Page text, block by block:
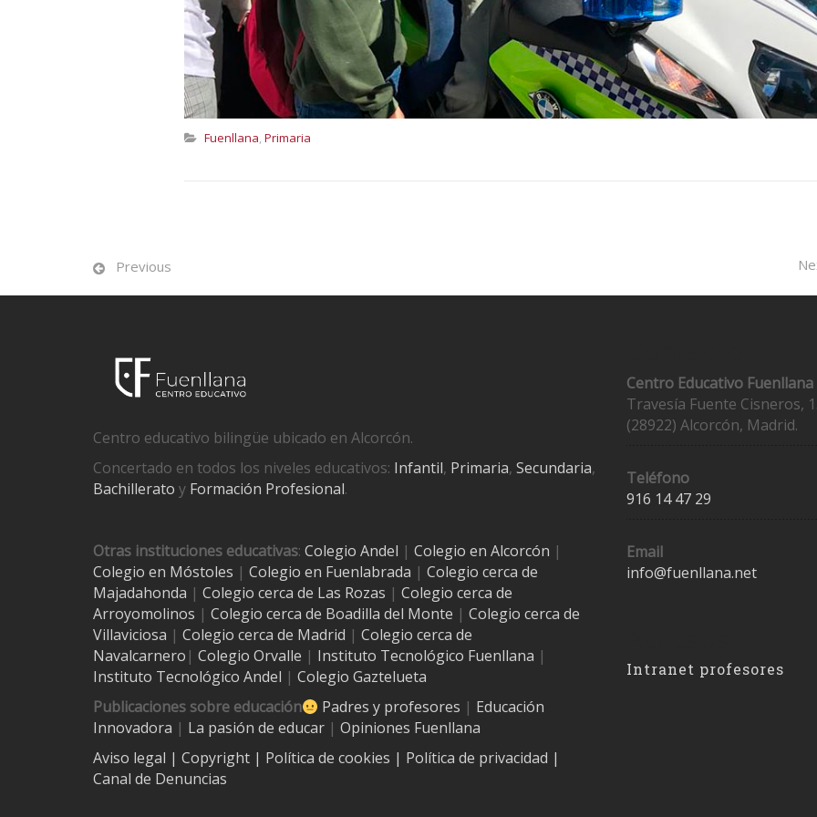
Fuenllana, Primaria
Previous
Centro educativo bilingüe ubicado en Alcorcón.
Concertado en todos los niveles educativos: Infantil, Primaria, Secundaria,
Bachillerato y Formación Profesional.
Otras instituciones educativas: Colegio Andel | Colegio en Alcorcón |
Colegio en Móstoles | Colegio en Fuenlabrada | Colegio cerca de
Majadahonda | Colegio cerca de Las Rozas | Colegio cerca de
Arroyomolinos | Colegio cerca de Boadilla del Monte | Colegio cerca de
Villaviciosa | Colegio cerca de Madrid | Colegio cerca de
Navalcarnero | Colegio Orvalle | Instituto Tecnológico Fuenllana |
Instituto Tecnológico Andel | Colegio Gaztelueta
Publicaciones sobre educación
Padres y profesores | Educación
Innovadora | La pasión de educar | Opiniones Fuenllana
Aviso legal | Copyright | Política de cookies | Política de privacidad |
Canal de Denuncias
Centro Educativo Fuenllana
Travesía Fuente Cisneros,
(28922) Alcorcón, Madrid.
Teléfono
916 14 47 29
Email
info@fuenllana.net
Intranet profesores